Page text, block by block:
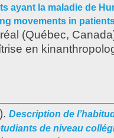
ayant la maladie de
movements in
(Québec,
en
Description de
de niveau